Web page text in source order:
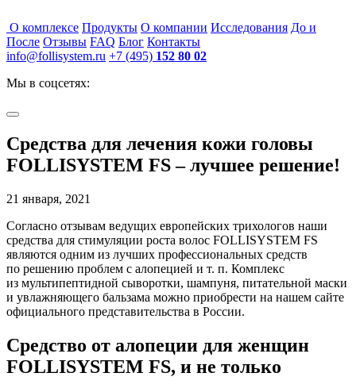
О комплексе Продукты О компании Исследования До и
После Отзывы FAQ Блог Контакты
info@follisystem.ru +7 (495) 152 80 02
Мы в соцсетях:
Средства для лечения кожи головы
FOLLISYSTEM FS – лучшее решение!
21 января, 2021
Согласно отзывам ведущих европейских трихологов наши
средства для стимуляции роста волос FOLLISYSTEM FS
являются одним из лучших профессиональных средств
по решению проблем с алопецией и т. п. Комплекс
из мультипептидной сыворотки, шампуня, питательной маски
и увлажняющего бальзама можно приобрести на нашем сайте
официального представительства в России.
Средство от алопеции для женщин
FOLLISYSTEM FS, и не только